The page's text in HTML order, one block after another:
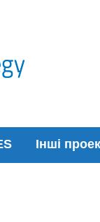
Інші